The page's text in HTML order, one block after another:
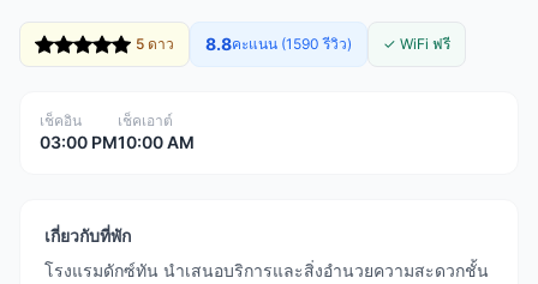
5 ดาว 8.8คะแนน (1590 รีวิว) ✓ WiFi ฟรี
เช็คอิน
03:00 PM
เช็คเอาต์
10:00 AM
เกี่ยวกับที่พัก
โรงแรมดักซ์ทัน นำเสนอบริการและสิ่งอำนวยความสะดวกชั้น